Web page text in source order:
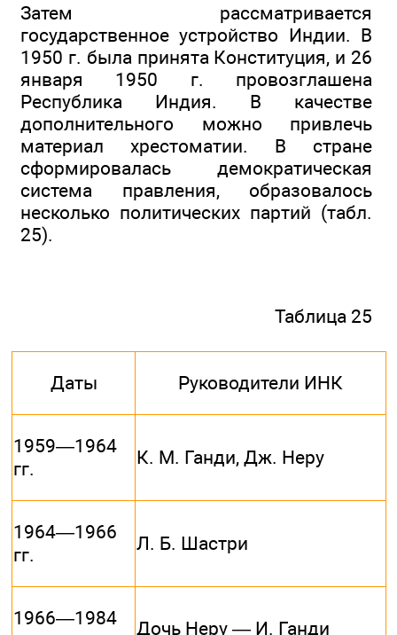
Затем рассматривается
государственное устройство Индии. В
1950 г. была принята Конституция, и 26
января 1950 г. провозглашена
Республика Индия. В качестве
дополнительного можно привлечь
материал хрестоматии. В стране
сформировалась демократическая
система правления, образовалось
несколько политических партий (табл.
25).
Таблица 25
Даты Руководители ИНК
1959—1964
гг.
К. М. Ганди, Дж. Неру
1964—1966
гг.
Л. Б. Шастри
1966—1984
Дочь Неру — И. Ганди